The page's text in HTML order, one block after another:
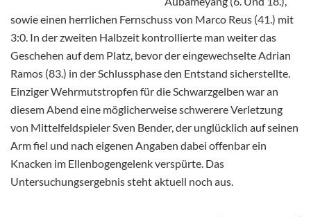
sowie einen herrlichen Fernschuss von Marco Reus (41.) mit
3:0. In der zweiten Halbzeit kontrollierte man weiter das
Geschehen auf dem Platz, bevor der eingewechselte Adrian
Ramos (83.) in der Schlussphase den Entstand sicherstellte.
Einziger Wehrmutstropfen für die Schwarzgelben war an
diesem Abend eine möglicherweise schwerere Verletzung
von Mittelfeldspieler Sven Bender, der unglücklich auf seinen
Arm fiel und nach eigenen Angaben dabei offenbar ein
Knacken im Ellenbogengelenk verspürte. Das
Untersuchungsergebnis steht aktuell noch aus.